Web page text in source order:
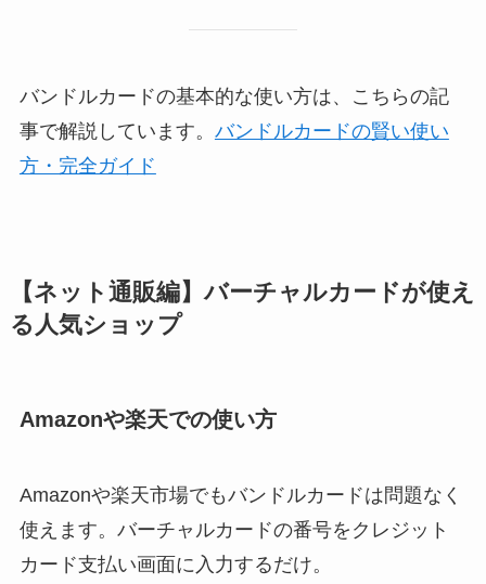
バンドルカードの基本的な使い方は、こちらの記
事で解説しています。 バンドルカードの賢い使い
方・完全ガイド
【ネット通販編】バーチャルカードが使え
る人気ショップ
Amazonや楽天での使い方
Amazonや楽天市場でもバンドルカードは問題なく
使えます。バーチャルカードの番号をクレジット
カード支払い画面に入力するだけ。